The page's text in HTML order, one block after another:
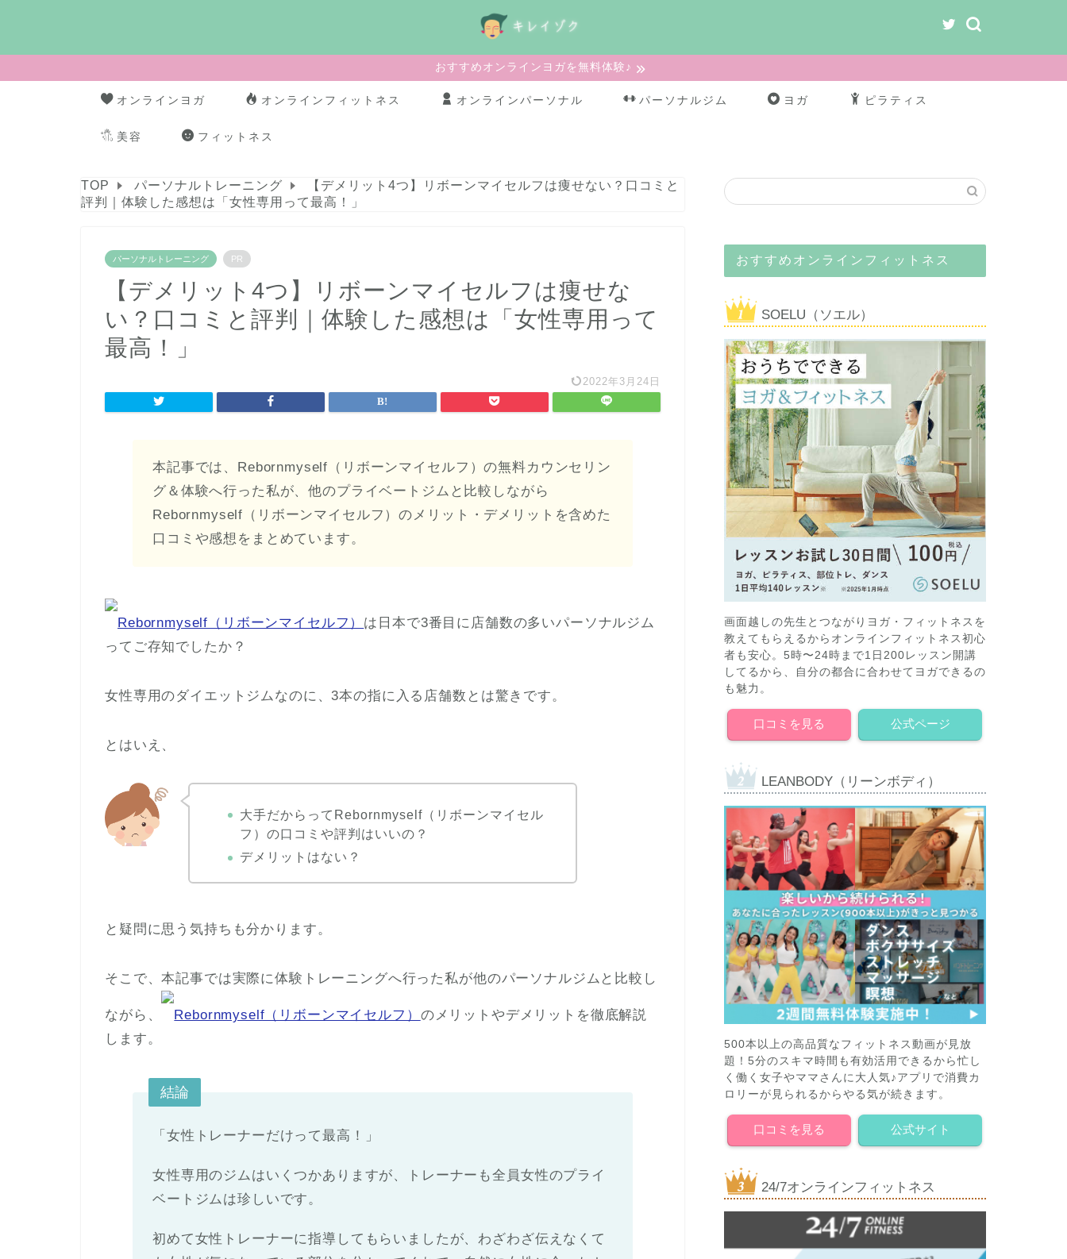
おすすめオンラインヨガを無料体験♪
オンラインヨガ オンラインフィットネス オンラインパーソナル パーソナルジム ヨガ ピラティス
美容 フィットネス
TOP パーソナルトレーニング
【デメリット4つ】リボーンマイセルフは痩せない？口コミと
評判｜体験した感想は「女性専用って最高！」
パーソナルトレーニング PR
【デメリット4つ】リボーンマイセルフは痩せな
い？口コミと評判｜体験した感想は「女性専用って
最高！」
2022年3月24日
本記事では、Rebornmyself（リボーンマイセルフ）の無料カウンセリン
グ＆体験へ行った私が、他のプライベートジムと比較しながら
Rebornmyself（リボーンマイセルフ）のメリット・デメリットを含めた
口コミや感想をまとめています。
Rebornmyself（リボーンマイセルフ） は日本で3番目に店舗数の多いパーソナルジム
ってご存知でしたか？
女性専用のダイエットジムなのに、3本の指に入る店舗数とは驚きです。
とはいえ、
大手だからってRebornmyself（リボーンマイセル
フ）の口コミや評判はいいの？
デメリットはない？
と疑問に思う気持ちも分かります。
そこで、本記事では実際に体験トレーニングへ行った私が他のパーソナルジムと比較し
ながら、 Rebornmyself（リボーンマイセルフ） のメリットやデメリットを徹底解説
します。
結論
「女性トレーナーだけって最高！」
女性専用のジムはいくつかありますが、トレーナーも全員女性のプライ
ベートジムは珍しいです。
初めて女性トレーナーに指導してもらいましたが、わざわざ伝えなくて
おすすめオンラインフィットネス
SOELU（ソエル）
画面越しの先生とつながりヨガ・フィットネスを
教えてもらえるからオンラインフィットネス初心
者も安心。5時〜24時まで1日200レッスン開講
してるから、自分の都合に合わせてヨガできるの
も魅力。
口コミを見る 公式ページ
LEANBODY（リーンボディ）
500本以上の高品質なフィットネス動画が見放
題！5分のスキマ時間も有効活用できるから忙し
く働く女子やママさんに大人気♪アプリで消費カ
ロリーが見られるからやる気が続きます。
口コミを見る 公式サイト
24/7オンラインフィットネス